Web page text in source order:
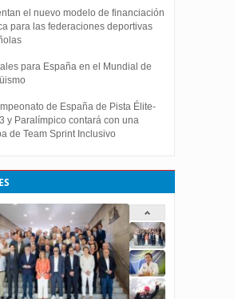
el nuevo modelo de financiación
para las federaciones deportivas
para España en el Mundial de
de España de Pista Élite-
y Paralímpico contará con una
de Team Sprint Inclusivo